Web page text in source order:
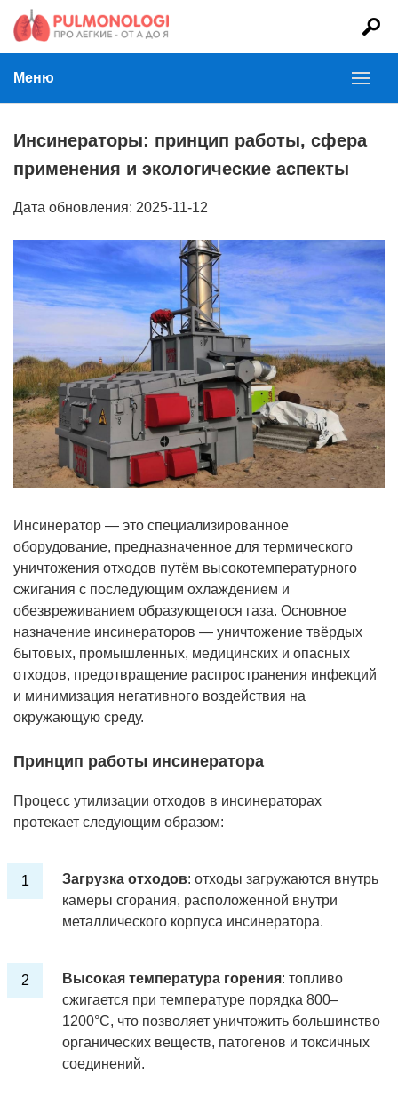
Меню
Инсинераторы: принцип работы, сфера
применения и экологические аспекты
Дата обновления: 2025-11-12
Инсинератор — это специализированное
оборудование, предназначенное для термического
уничтожения отходов путём высокотемпературного
сжигания с последующим охлаждением и
обезвреживанием образующегося газа. Основное
назначение инсинераторов — уничтожение твёрдых
бытовых, промышленных, медицинских и опасных
отходов, предотвращение распространения инфекций
и минимизация негативного воздействия на
окружающую среду.
Принцип работы инсинератора
Процесс утилизации отходов в инсинераторах
протекает следующим образом:
Загрузка отходов: отходы загружаются внутрь
камеры сгорания, расположенной внутри
металлического корпуса инсинератора.
Высокая температура горения: топливо
сжигается при температуре порядка 800–
1200°C, что позволяет уничтожить большинство
органических веществ, патогенов и токсичных
соединений.